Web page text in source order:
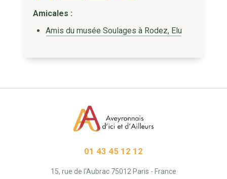
Amicales :
Amis du musée Soulages à Rodez, Elu
01 43 45 12 12
15, rue de l'Aubrac 75012 Paris - France